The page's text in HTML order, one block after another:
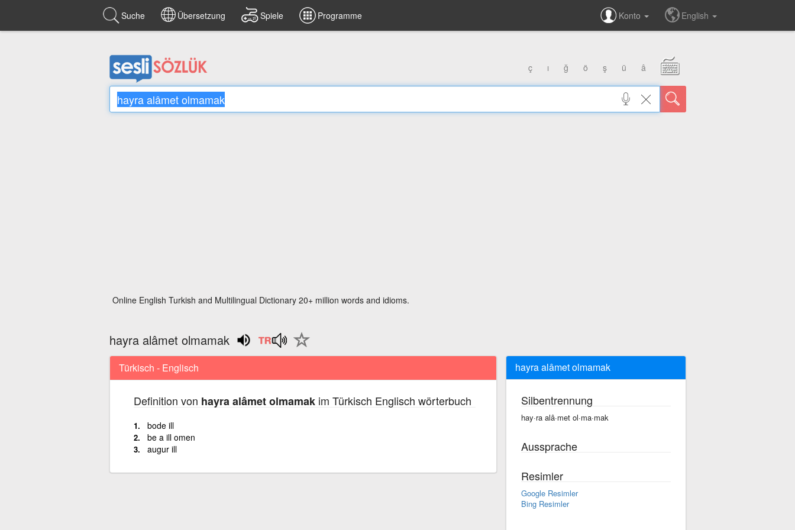
Suche Übersetzung Spiele Programme Konto English
ç ı ğ ö ş ü â
Online English Turkish and Multilingual Dictionary 20+ million words and idioms.
hayra alâmet olmamak
Türkisch - Englisch
Definition von hayra alâmet olmamakim Türkisch Englisch wörterbuch
bode ill
be a ill omen
augur ill
hayra alâmet olmamak
Silbentrennung
hay·ra alâ·met ol·ma·mak
Aussprache
Resimler
Google Resimler
Bing Resimler